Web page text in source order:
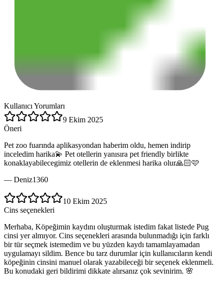
Kullanıcı Yorumları
9 Ekim 2025
Öneri
Pet zoo fuarında aplikasyondan haberim oldu, hemen indirip
inceledim harika💫 Pet otellerin yanısıra pet friendly birlikte
konaklayabilecegimiz otellerin de eklenmesi harika olur🙏🏻🩷
— Deniz1360
10 Ekim 2025
Cins seçenekleri
Merhaba, Köpeğimin kaydını oluşturmak istedim fakat listede Pug
cinsi yer almıyor. Cins seçenekleri arasında bulunmadığı için farklı
bir tür seçmek istemedim ve bu yüzden kaydı tamamlayamadan
uygulamayı sildim. Bence bu tarz durumlar için kullanıcıların kendi
köpeğinin cinsini manuel olarak yazabileceği bir seçenek eklenmeli.
Bu konudaki geri bildirimi dikkate alırsanız çok sevinirim. 🌸